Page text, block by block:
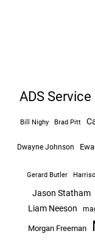
ADS Service
Bill Nighy Brad Pitt
Dwayne Johnson
Gerard Butler
Jason Statham
Liam Neeson
Morgan Freeman